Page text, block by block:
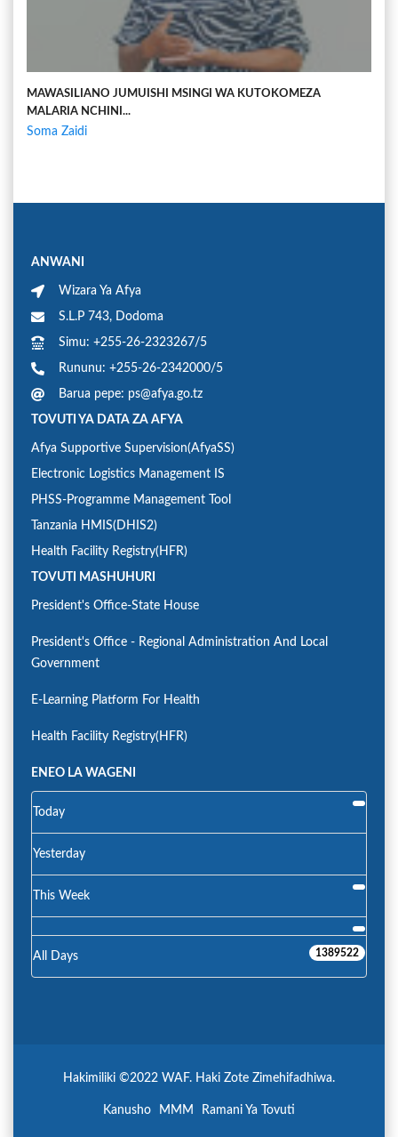
MAWASILIANO JUMUISHI MSINGI WA KUTOKOMEZA
MALARIA NCHINI...
Soma Zaidi
ANWANI
Wizara Ya Afya
S.L.P 743, Dodoma
Simu: +255-26-2323267/5
Rununu: +255-26-2342000/5
Barua pepe: ps@afya.go.tz
TOVUTI YA DATA ZA AFYA
Afya Supportive Supervision(AfyaSS)
Electronic Logistics Management IS
PHSS-Programme Management Tool
Tanzania HMIS(DHIS2)
Health Facility Registry(HFR)
TOVUTI MASHUHURI
President's Office-State House
President's Office - Regional Administration And Local
Government
E-Learning Platform For Health
Health Facility Registry(HFR)
ENEO LA WAGENI
Today
Yesterday
This Week
All Days 1389522
Hakimiliki ©2022 WAF. Haki Zote Zimehifadhiwa.
Kanusho MMM Ramani Ya Tovuti